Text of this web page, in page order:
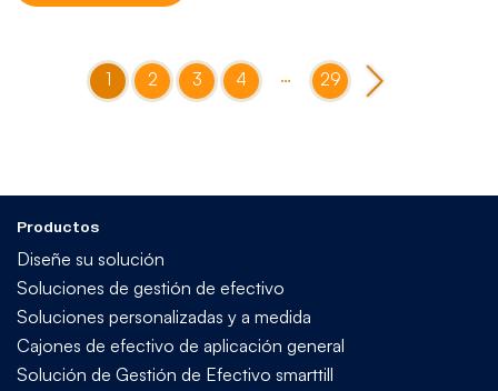
1 2 3 4 … 29
Productos
Diseñe su solución
Soluciones de gestión de efectivo
Soluciones personalizadas y a medida
Cajones de efectivo de aplicación general
Solución de Gestión de Efectivo smarttill